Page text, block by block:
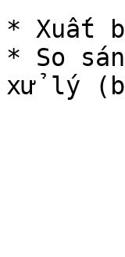
* Xuất
* So